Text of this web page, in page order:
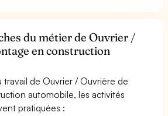
du métier de Ouvrier /
en construction
travail de Ouvrier / Ouvrière de
automobile, les activités
pratiquées :